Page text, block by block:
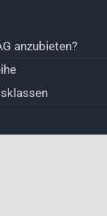
anzubieten?